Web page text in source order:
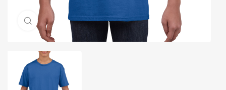
Натисніть, щоб збільшити